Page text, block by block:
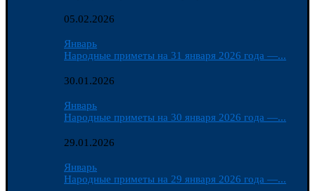
05.02.2026
Январь
Народные приметы на 31 января 2026 года —...
30.01.2026
Январь
Народные приметы на 30 января 2026 года —...
29.01.2026
Январь
Народные приметы на 29 января 2026 года —...